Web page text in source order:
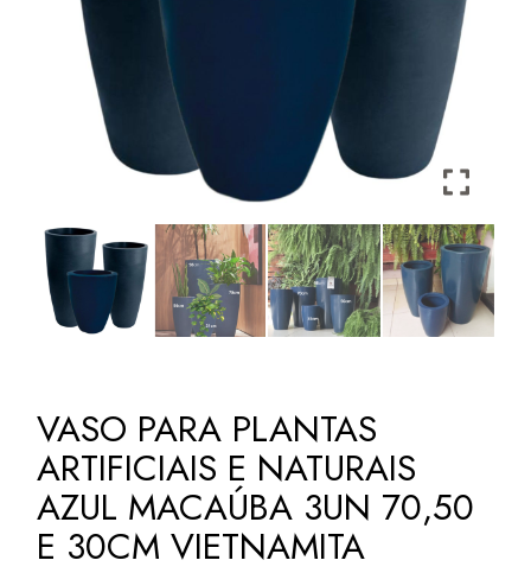
VASO PARA PLANTAS
ARTIFICIAIS E NATURAIS
AZUL MACAÚBA 3UN 70,50
E 30CM VIETNAMITA